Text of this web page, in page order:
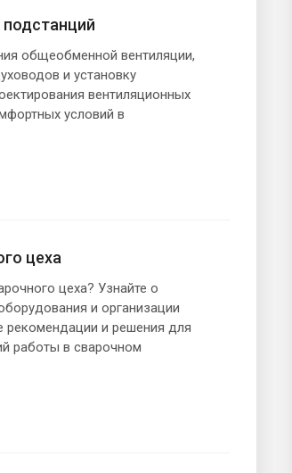
общеобменной вентиляции,
и установку
вентиляционных
условий в
цеха
цеха? Узнайте о
и организации
рекомендации и решения для
работы в сварочном